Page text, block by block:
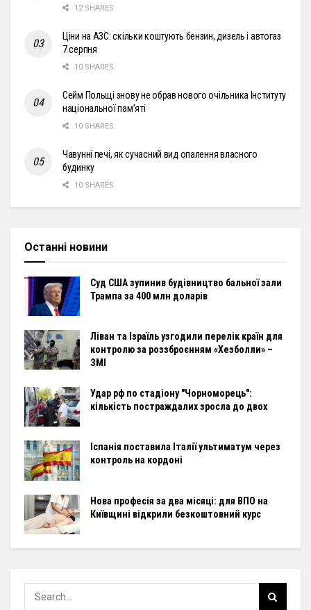
12 SHARES
Ціни на АЗС: скільки коштують бензин, дизель і автогаз
7 серпня
10 SHARES
Сейм Польщі знову не обрав нового очільника Інституту
національної пам’яті
10 SHARES
Чавунні печі, як сучасний вид опалення власного
будинку
10 SHARES
Останні новини
Суд США зупинив будівництво бальної зали
Трампа за 400 млн доларів
Ліван та Ізраїль узгодили перелік країн для
контролю за роззброєнням «Хезболли» –
ЗМІ
Удар рф по стадіону "Чорноморець":
кількість постраждалих зросла до двох
Іспанія поставила Італії ультиматум через
контроль на кордоні
Нова професія за два місяці: для ВПО на
Київщині відкрили безкоштовний курс